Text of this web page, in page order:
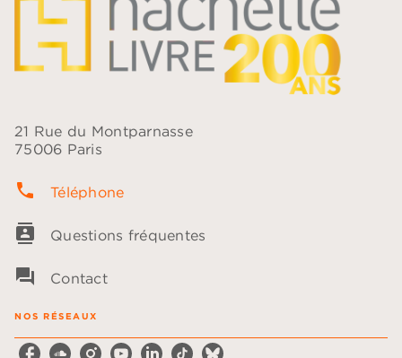
21 Rue du Montparnasse
75006 Paris
phone Téléphone
contacts Questions fréquentes
question_answer Contact
NOS RÉSEAUX